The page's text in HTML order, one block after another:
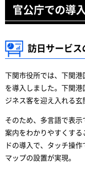
官公庁での導
訪日サービ
下関市役所では、下関
を導入しました。下関
ジネス客を迎え入れる玄
そのため、多言語で表
案内をわかりやすくす
ドの導入で、タッチ操
マップの設置が実現。